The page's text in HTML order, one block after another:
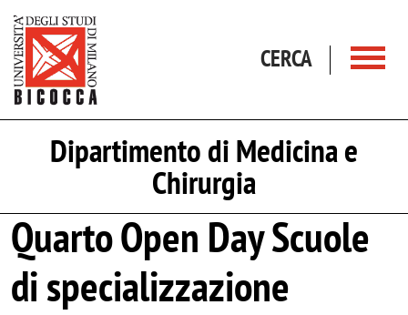
CERCA
Dipartimento di Medicina e
Chirurgia
Quarto Open Day Scuole
di specializzazione